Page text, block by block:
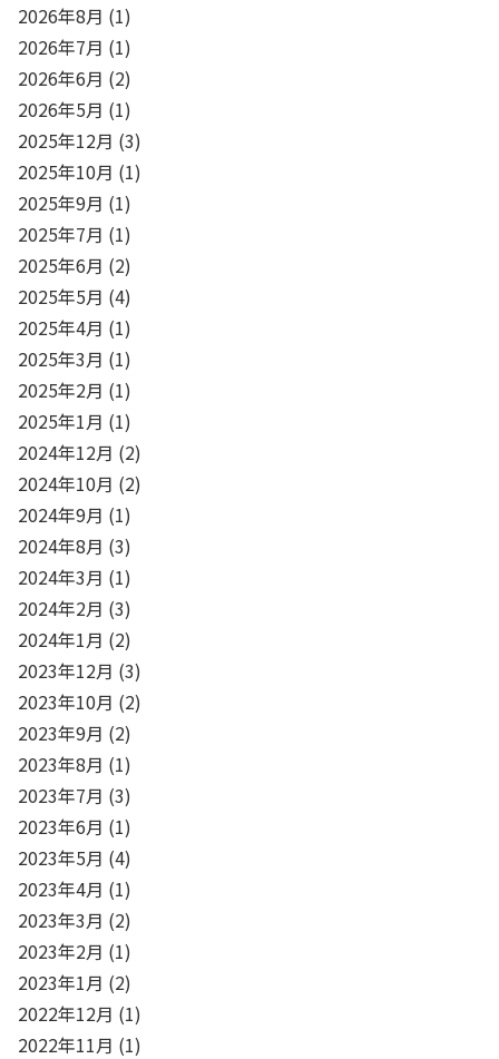
2026年8月 (1)
2026年7月 (1)
2026年6月 (2)
2026年5月 (1)
2025年12月 (3)
2025年10月 (1)
2025年9月 (1)
2025年7月 (1)
2025年6月 (2)
2025年5月 (4)
2025年4月 (1)
2025年3月 (1)
2025年2月 (1)
2025年1月 (1)
2024年12月 (2)
2024年10月 (2)
2024年9月 (1)
2024年8月 (3)
2024年3月 (1)
2024年2月 (3)
2024年1月 (2)
2023年12月 (3)
2023年10月 (2)
2023年9月 (2)
2023年8月 (1)
2023年7月 (3)
2023年6月 (1)
2023年5月 (4)
2023年4月 (1)
2023年3月 (2)
2023年2月 (1)
2023年1月 (2)
2022年12月 (1)
2022年11月 (1)